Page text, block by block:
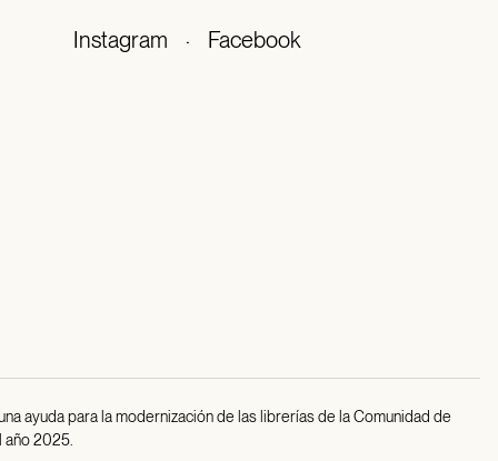
Instagram · Facebook
ayuda para la modernización de las librerías de la Comunidad de
2025.